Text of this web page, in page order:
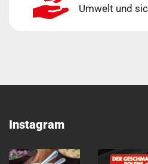
Umwelt und
Instagram